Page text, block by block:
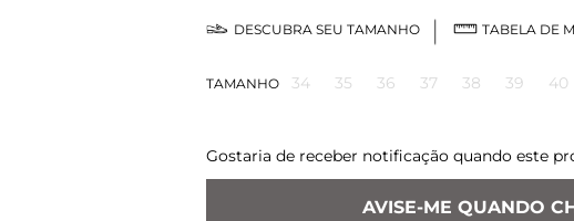
DESCUBRA SEU TAMANHO TABELA DE
TAMANHO 34 35 36 37 38 39 40
Gostaria de receber notificação quando este
AVISE-ME QUANDO